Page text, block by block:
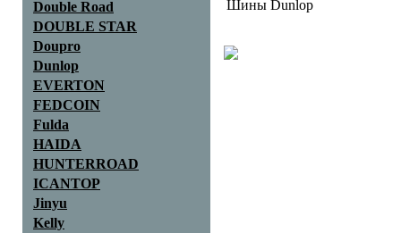
Double Road
DOUBLE STAR
Doupro
Dunlop
EVERTON
FEDCOIN
Fulda
HAIDA
HUNTERROAD
ICANTOP
Jinyu
Kelly
Шины Dunlop